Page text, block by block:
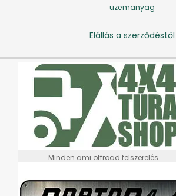
üzemanyag
Elállás a szerződéstől
Minden ami offroad felszerelés...